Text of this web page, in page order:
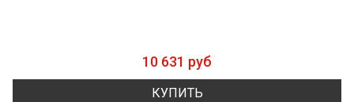
10 631 руб
КУПИТЬ